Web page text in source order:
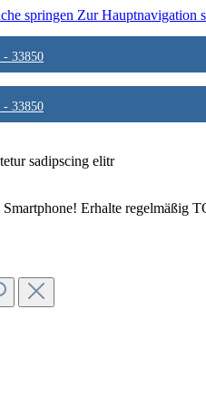
springen Zur Hauptnavigation
33850
33850
sadipscing elitr
Erhalte regelmäßig